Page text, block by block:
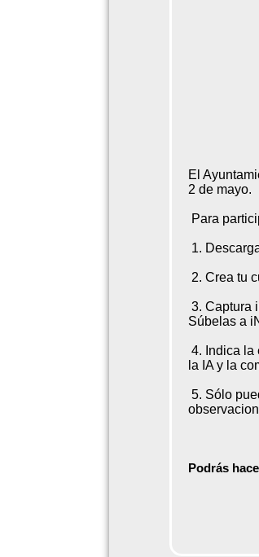
El
2 de mayo.
Para
1.
2. Crea tu
3. Captura
Súbelas a
4. Indica la
la IA y la
5. Sólo
Podrás